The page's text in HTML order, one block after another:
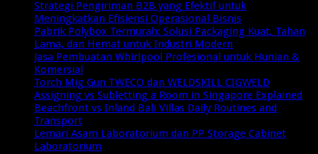
Strategi Pengiriman B2B yang Efektif untuk
Meningkatkan Efisiensi Operasional Bisnis
Pabrik Polybox Termurah: Solusi Packaging Kuat, Tahan
Lama, dan Hemat untuk Industri Modern
Jasa Pembuatan Whirlpool Profesional untuk Hunian &
Komersial
Torch Mig Gun TWECO dan WELDSKILL CIGWELD
Assigning vs Subletting a Room in Singapore Explained
Beachfront vs Inland Bali Villas Daily Routines and
Transport
Lemari Asam Laboratorium dan PP Storage Cabinet
Laboratorium